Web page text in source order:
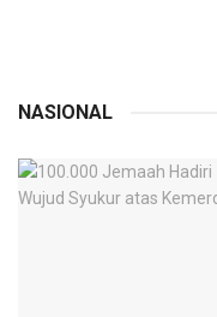
NASIONAL